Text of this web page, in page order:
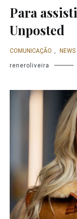
Para
Unposted
COMUNICAÇÃO , NEWS
reneroliveira